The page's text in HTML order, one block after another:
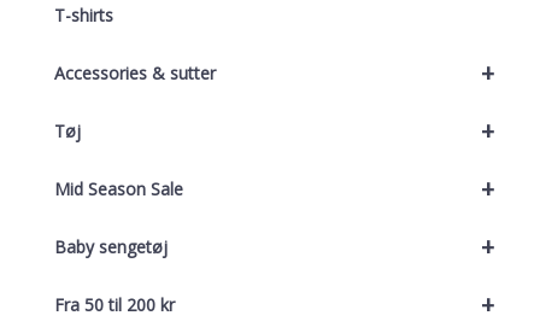
T-shirts
+
Accessories & sutter
+
Tøj
+
Mid Season Sale
+
Baby sengetøj
+
Fra 50 til 200 kr